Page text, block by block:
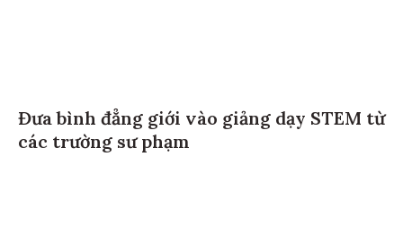
Đưa bình đẳng giới vào giảng dạy STEM từ
các trường sư phạm